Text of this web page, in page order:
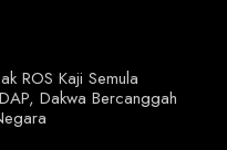
ROS Kaji Semula
Dakwa Bercanggah